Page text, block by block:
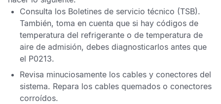
Consulta los Boletines de servicio técnico (TSB).
También, toma en cuenta que si hay códigos de
temperatura del refrigerante o de temperatura de
aire de admisión, debes diagnosticarlos antes que
el P0213.
Revisa minuciosamente los cables y conectores del
sistema. Repara los cables quemados o conectores
corroídos.